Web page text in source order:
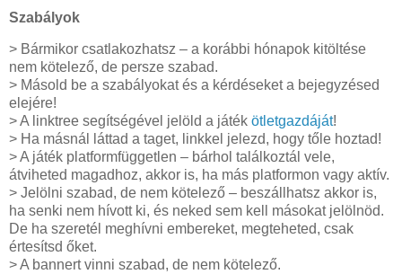
Szabályok
> Bármikor csatlakozhatsz – a korábbi hónapok kitöltése
nem kötelező, de persze szabad.
> Másold be a szabályokat és a kérdéseket a bejegyzésed
elejére!
> A linktree segítségével jelöld a játék ötletgazdáját!
> Ha másnál láttad a taget, linkkel jelezd, hogy tőle hoztad!
> A játék platformfüggetlen – bárhol találkoztál vele,
átviheted magadhoz, akkor is, ha más platformon vagy aktív.
> Jelölni szabad, de nem kötelező – beszállhatsz akkor is,
ha senki nem hívott ki, és neked sem kell másokat jelölnöd.
De ha szeretél meghívni embereket, megteheted, csak
értesítsd őket.
> A bannert vinni szabad, de nem kötelező.